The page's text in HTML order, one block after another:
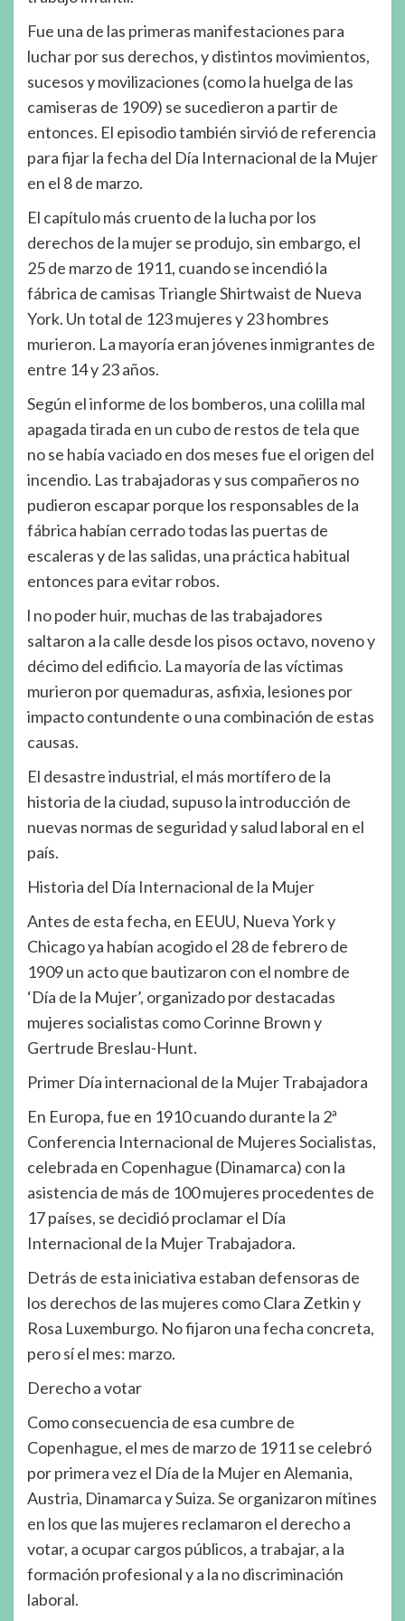
Fue una de las primeras manifestaciones para
luchar por sus derechos, y distintos movimientos,
sucesos y movilizaciones (como la huelga de las
camiseras de 1909) se sucedieron a partir de
entonces. El episodio también sirvió de referencia
para fijar la fecha del Día Internacional de la Mujer
en el 8 de marzo.
El capítulo más cruento de la lucha por los
derechos de la mujer se produjo, sin embargo, el
25 de marzo de 1911, cuando se incendió la
fábrica de camisas Triangle Shirtwaist de Nueva
York. Un total de 123 mujeres y 23 hombres
murieron. La mayoría eran jóvenes inmigrantes de
entre 14 y 23 años.
Según el informe de los bomberos, una colilla mal
apagada tirada en un cubo de restos de tela que
no se había vaciado en dos meses fue el origen del
incendio. Las trabajadoras y sus compañeros no
pudieron escapar porque los responsables de la
fábrica habían cerrado todas las puertas de
escaleras y de las salidas, una práctica habitual
entonces para evitar robos.
l no poder huir, muchas de las trabajadores
saltaron a la calle desde los pisos octavo, noveno y
décimo del edificio. La mayoría de las víctimas
murieron por quemaduras, asfixia, lesiones por
impacto contundente o una combinación de estas
causas.
El desastre industrial, el más mortífero de la
historia de la ciudad, supuso la introducción de
nuevas normas de seguridad y salud laboral en el
país.
Historia del Día Internacional de la Mujer
Antes de esta fecha, en EEUU, Nueva York y
Chicago ya habían acogido el 28 de febrero de
1909 un acto que bautizaron con el nombre de
‘Día de la Mujer’, organizado por destacadas
mujeres socialistas como Corinne Brown y
Gertrude Breslau-Hunt.
Primer Día internacional de la Mujer Trabajadora
En Europa, fue en 1910 cuando durante la 2ª
Conferencia Internacional de Mujeres Socialistas,
celebrada en Copenhague (Dinamarca) con la
asistencia de más de 100 mujeres procedentes de
17 países, se decidió proclamar el Día
Internacional de la Mujer Trabajadora.
Detrás de esta iniciativa estaban defensoras de
los derechos de las mujeres como Clara Zetkin y
Rosa Luxemburgo. No fijaron una fecha concreta,
pero sí el mes: marzo.
Derecho a votar
Como consecuencia de esa cumbre de
Copenhague, el mes de marzo de 1911 se celebró
por primera vez el Día de la Mujer en Alemania,
Austria, Dinamarca y Suiza. Se organizaron mítines
en los que las mujeres reclamaron el derecho a
votar, a ocupar cargos públicos, a trabajar, a la
formación profesional y a la no discriminación
laboral.